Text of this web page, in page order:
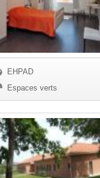
EHPAD
Espaces verts